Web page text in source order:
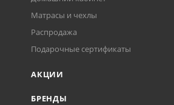
Матрасы и чехлы
Распродажа
Подарочные сертификаты
АКЦИИ
БРЕНДЫ